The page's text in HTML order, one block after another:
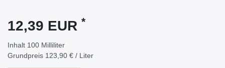
12,39 EUR *
Inhalt 100 Milliliter
Grundpreis 123,90 € / Liter